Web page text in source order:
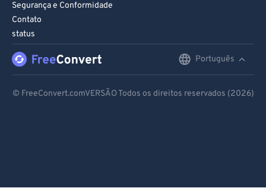
Segurança e Conformidade
Contato
status
Português
© FreeConvert.comVERSÃO Todos os direitos reservados (2026)